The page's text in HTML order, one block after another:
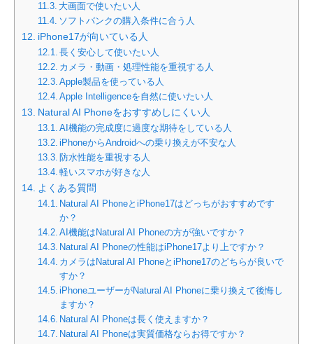
大画面で使いたい人
ソフトバンクの購入条件に合う人
iPhone17が向いている人
長く安心して使いたい人
カメラ・動画・処理性能を重視する人
Apple製品を使っている人
Apple Intelligenceを自然に使いたい人
Natural AI Phoneをおすすめしにくい人
AI機能の完成度に過度な期待をしている人
iPhoneからAndroidへの乗り換えが不安な人
防水性能を重視する人
軽いスマホが好きな人
よくある質問
Natural AI PhoneとiPhone17はどっちがおすすめです
か？
AI機能はNatural AI Phoneの方が強いですか？
Natural AI Phoneの性能はiPhone17より上ですか？
カメラはNatural AI PhoneとiPhone17のどちらが良いで
すか？
iPhoneユーザーがNatural AI Phoneに乗り換えて後悔し
ますか？
Natural AI Phoneは長く使えますか？
Natural AI Phoneは実質価格ならお得ですか？